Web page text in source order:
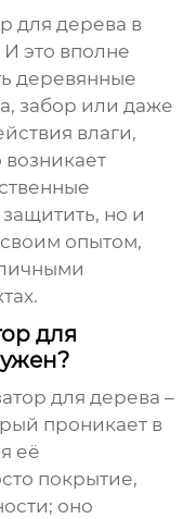
для дерева в
это вполне
деревянные
забор или даже
влаги,
но и
опытом,
для
для дерева –
проникает в
её
покрытие,
оно